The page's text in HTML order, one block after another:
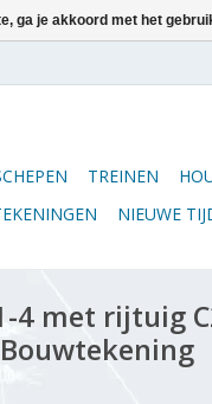
TREINEN
NIEUWE
4 met rijtuig
ga je akkoord met het